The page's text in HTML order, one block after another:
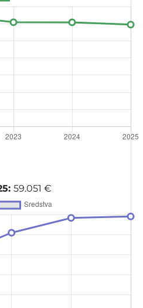
59.051 €